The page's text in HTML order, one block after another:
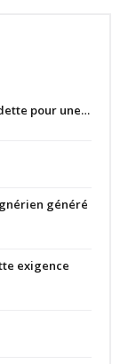
pour une…
généré
exigence